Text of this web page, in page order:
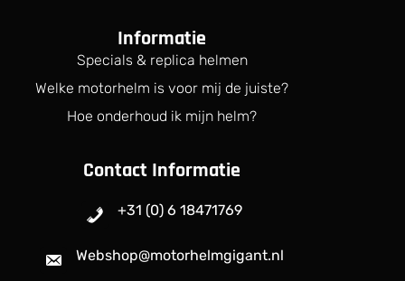
Informatie
Specials & replica helmen
Welke motorhelm is voor mij de juiste?
Hoe onderhoud ik mijn helm?
Contact Informatie
+31 (0) 6 18471769
Webshop@motorhelmgigant.nl